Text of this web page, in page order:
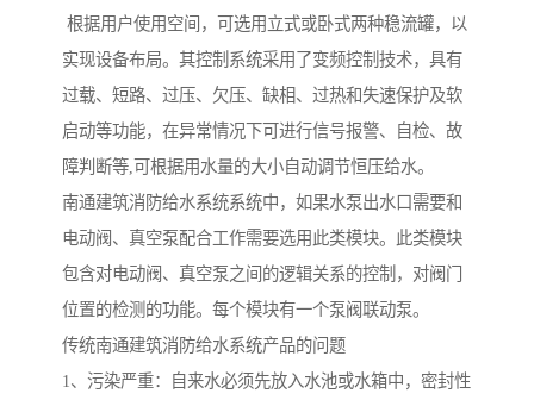
根据用户使用空间，可选用立式或卧式两种稳流罐，以
实现设备布局。其控制系统采用了变频控制技术，具有
过载、短路、过压、欠压、缺相、过热和失速保护及软
启动等功能，在异常情况下可进行信号报警、自检、故
障判断等,可根据用水量的大小自动调节恒压给水。
南通建筑消防给水系统系统中，如果水泵出水口需要和
电动阀、真空泵配合工作需要选用此类模块。此类模块
包含对电动阀、真空泵之间的逻辑关系的控制，对阀门
位置的检测的功能。每个模块有一个泵阀联动泵。
传统南通建筑消防给水系统产品的问题
1、污染严重：自来水必须先放入水池或水箱中，密封性